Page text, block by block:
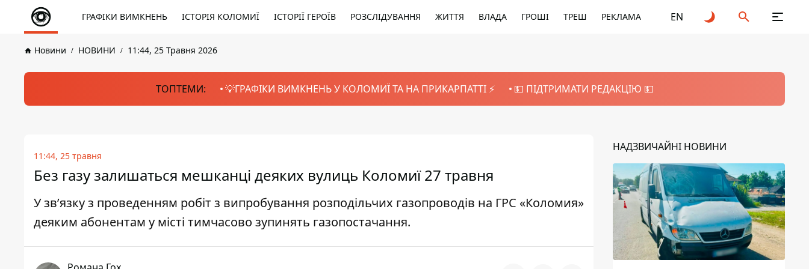
ГРАФІКИ ВИМКНЕНЬ ІСТОРІЯ КОЛОМИЇ ІСТОРІЇ ГЕРОЇВ РОЗСЛІДУВАННЯ ЖИТТЯ ВЛАДА ГРОШІ ТРЕШ РЕКЛАМА EN
Новини НОВИНИ 11:44, 25 Травня 2026
ТОПТЕМИ: 💡ГРАФІКИ ВИМКНЕНЬ У КОЛОМИЇ ТА НА ПРИКАРПАТТІ ⚡️ 💵 ПІДТРИМАТИ РЕДАКЦІЮ 💵
11:44, 25 травня
Без газу залишаться мешканці деяких вулиць Коломиї 27 травня
У зв’язку з проведенням робіт з випробування розподільчих газопроводів на ГРС «Коломия»
деяким абонентам у місті тимчасово зупинять газопостачання.
НАДЗВИЧАЙНІ НОВИНИ